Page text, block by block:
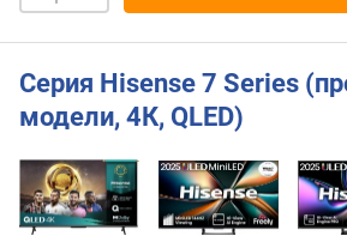
Серия Hisense 7 Series
модели, 4К, QLED)